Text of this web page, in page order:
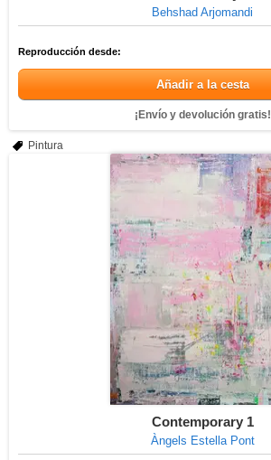
Behshad Arjomandi
Reproducción desde:
Añadir a la cesta
¡Envío y devolución gratis!
Pintura
Contemporary 1
Àngels Estella Pont